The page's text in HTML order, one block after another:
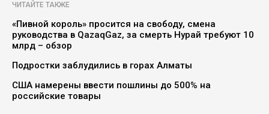
ЧИТАЙТЕ ТАКЖЕ
«Пивной король» просится на свободу, смена
руководства в QazaqGaz, за смерть Нурай требуют 10
млрд – обзор
Подростки заблудились в горах Алматы
США намерены ввести пошлины до 500% на
российские товары